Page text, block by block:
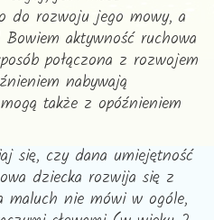
do rozwoju jego mowy, a
aktywność ruchowa
połączona z rozwojem
nabywają
także z opóźnieniem
się, czy dana umiejętność
dziecka rozwija się z
maluch nie mówi w ogóle,